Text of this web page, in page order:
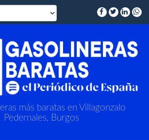
más baratas en Villagonzalo
Pedernales, Burgos